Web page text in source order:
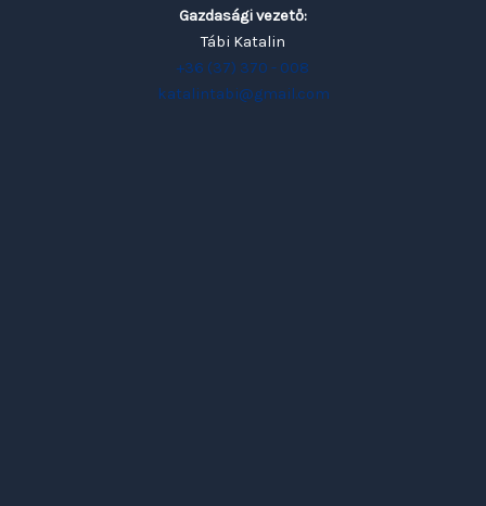
Gazdasági vezető:
Tábi Katalin
+36 (37) 370 - 008
katalintabi@gmail.com